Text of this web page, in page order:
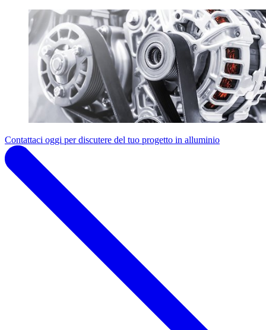
Contattaci oggi per discutere del tuo progetto in alluminio